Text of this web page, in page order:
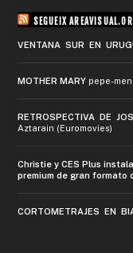
SEGUEIX
VENTANA SUR EN
MOTHER MARY pepe-
RETROSPECTIVA DE
Aztarain (Euromovies)
Christie y CES Plus
premium de gran formato
CORTOMETRAJES EN